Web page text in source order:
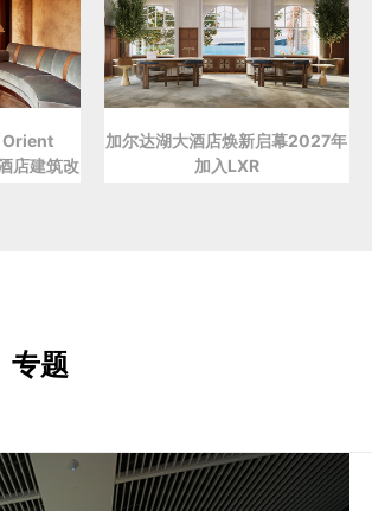
Orient
店建筑改
加尔达湖大酒店焕新启幕2027年
加入LXR
专题